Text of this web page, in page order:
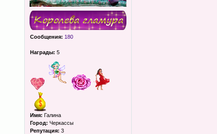
Сообщения: 180
Награды: 5
Имя: Галина
Город: Черкассы
Репутация: 3